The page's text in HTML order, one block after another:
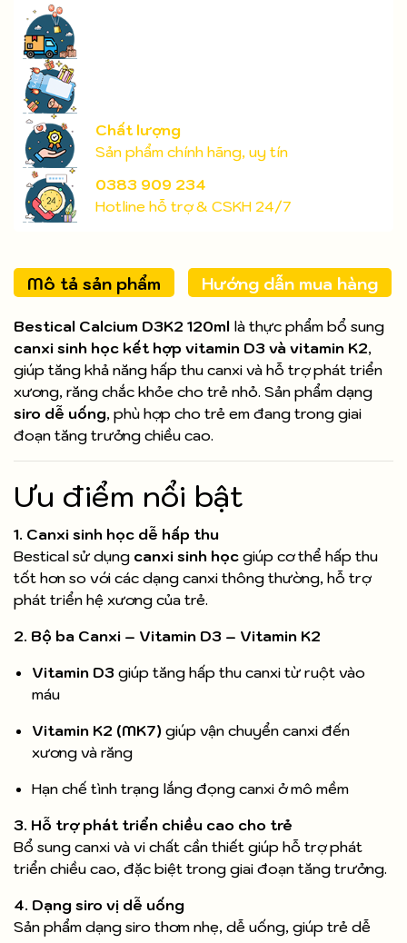
Chất lượng
Sản phẩm chính hãng, uy tín
0383 909 234
Hotline hỗ trợ & CSKH 24/7
Mô tả sản phẩm Hướng dẫn mua hàng
Bestical Calcium D3K2 120ml là thực phẩm bổ sung
canxi sinh học kết hợp vitamin D3 và vitamin K2,
giúp tăng khả năng hấp thu canxi và hỗ trợ phát triển
xương, răng chắc khỏe cho trẻ nhỏ. Sản phẩm dạng
siro dễ uống, phù hợp cho trẻ em đang trong giai
đoạn tăng trưởng chiều cao.
Ưu điểm nổi bật
1. Canxi sinh học dễ hấp thu
Bestical sử dụng canxi sinh học giúp cơ thể hấp thu
tốt hơn so với các dạng canxi thông thường, hỗ trợ
phát triển hệ xương của trẻ.
2. Bộ ba Canxi – Vitamin D3 – Vitamin K2
Vitamin D3 giúp tăng hấp thu canxi từ ruột vào
máu
Vitamin K2 (MK7) giúp vận chuyển canxi đến
xương và răng
Hạn chế tình trạng lắng đọng canxi ở mô mềm
3. Hỗ trợ phát triển chiều cao cho trẻ
Bổ sung canxi và vi chất cần thiết giúp hỗ trợ phát
triển chiều cao, đặc biệt trong giai đoạn tăng trưởng.
4. Dạng siro vị dễ uống
Sản phẩm dạng siro thơm nhẹ, dễ uống, giúp trẻ dễ